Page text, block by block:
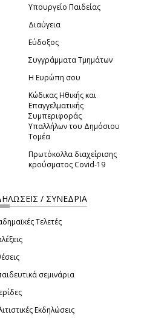
e-mail)
Υπουργείο Παιδείας
Διαύγεια
Εύδοξος
Συγγράμματα Τμημάτων
Η Ευρώπη σου
Κώδικας Ηθικής και
Επαγγελματικής
Συμπεριφοράς
Υπαλλήλων του Δημόσιου
Τομέα
Πρωτόκολλα διαχείρισης
κρούσματος Covid-19
/ ΣΥΝΕΔΡΙΑ
Τελετές
σεμινάρια
Εκδηλώσεις